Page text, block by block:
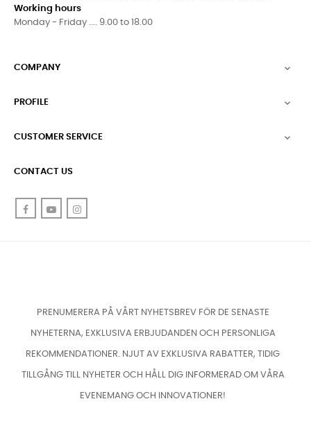
Working hours
Monday - Friday .... 9.00 to 18.00
COMPANY 
PROFILE 
CUSTOMER SERVICE 
CONTACT US
FacebookYouTube
PRENUMERERA PÅ VÅRT NYHETSBREV FÖR DE SENASTE
NYHETERNA, EXKLUSIVA ERBJUDANDEN OCH PERSONLIGA
REKOMMENDATIONER. NJUT AV EXKLUSIVA RABATTER, TIDIG
TILLGÅNG TILL NYHETER OCH HÅLL DIG INFORMERAD OM VÅRA
EVENEMANG OCH INNOVATIONER!